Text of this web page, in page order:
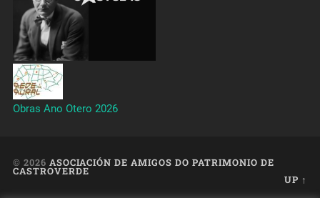
Obras Ano Otero 2026
© 2026 ASOCIACIÓN DE AMIGOS DO PATRIMONIO DE
CASTROVERDE
UP ↑